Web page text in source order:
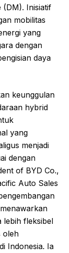
(DM). Inisiatif
mobilitas
yang
dengan
daya
keunggulan
hybrid
yang
menjadi
dengan
of BYD Co.,
Auto Sales
lebih fleksibel
oleh
Indonesia. Ia